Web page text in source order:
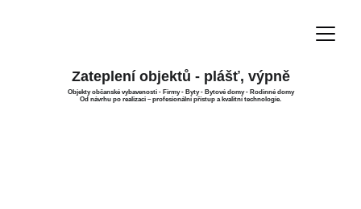
Zateplení objektů - plášť, výpně
Objekty občanské vybavenosti - Firmy - Byty - Bytové domy - Rodinné domy
Od návrhu po realizaci – profesionální přístup a kvalitní technologie.